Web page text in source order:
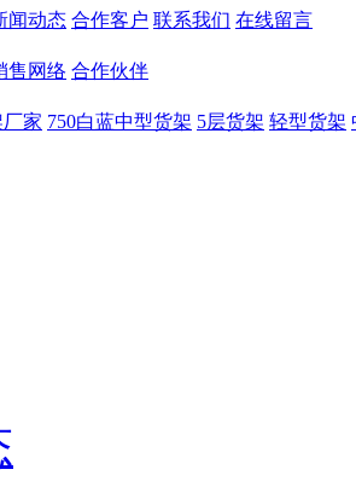
闻动态 合作客户 联系我们 在线留言
售网络 合作伙伴
家 750白蓝中型货架 5层货架 轻型货架